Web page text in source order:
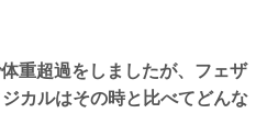
重超過をしましたが、フェザ
カルはその時と比べてどんな